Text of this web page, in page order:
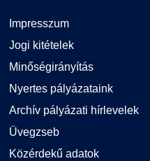
Impresszum
Jogi kitételek
Minőségirányítás
Nyertes pályázataink
Archív pályázati hírlevelek
Üvegzseb
Közérdekű adatok